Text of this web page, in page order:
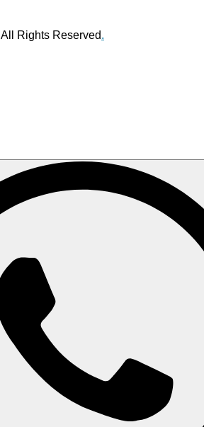
All Rights Reserved.